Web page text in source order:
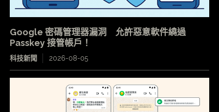
Google 密碼管理器漏洞 允許惡意軟件繞過
Passkey 接管帳戶！
科技新聞 2026-08-05